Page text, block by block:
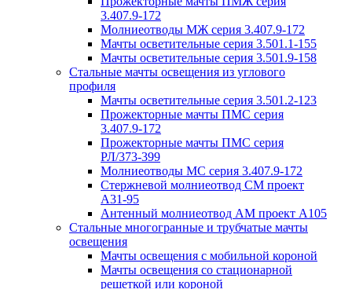
3.407.9-172
Молниеотводы МЖ серия 3.407.9-172
Мачты осветительные серия 3.501.1-155
Мачты осветительные серия 3.501.9-158
Стальные мачты освещения из углового
профиля
Мачты осветительные серия 3.501.2-123
Прожекторные мачты ПМС серия
3.407.9-172
Прожекторные мачты ПМС серия
РЛ/373-399
Молниеотводы МС серия 3.407.9-172
Стержневой молниеотвод СМ проект
А31-95
Антенный молниеотвод АМ проект А105
Стальные многогранные и трубчатые мачты
освещения
Мачты освещения с мобильной короной
Мачты освещения со стационарной
решеткой или короной